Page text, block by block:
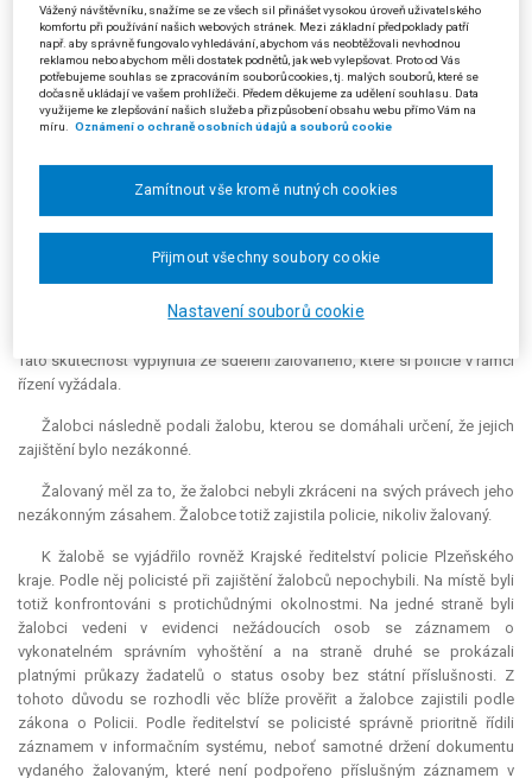
se cizinecké policii prokázali průkazy žadatele o určení statusu osob
bez státní příslušnosti. Policisté však zjistili, že žalobci jsou vedeni jako
nežádoucí osoby v evidenci nežádoucích osob mimo jiné z důvodu
pravomocného rozhodnutí o správním vyhoštění. Na základě této
informace policisté žalobce podle § 27 odst. 1 písm. c) zákona č.
273/2008 Sb., o Policii České republiky (dále jen „zákon o Policii“). Podle
propuštěni následujícího dne.
kraje následně zahájil se žalobci řízení o správním vyhoštění.
Rozhodnutími ze dne 8. 1. 2020 však řízení zastavil, jelikož žalobci byli
dle jeho názoru jako žadatelé o určení statusu osob bez státní
Tato skutečnost vyplynula ze sdělení žalovaného, které si policie v rámci
řízení vyžádala.
Žalobci následně podali žalobu, kterou se domáhali určení, že jejich
zajištění bylo nezákonné.
Žalovaný měl za to, že žalobci nebyli zkráceni na svých právech jeho
nezákonným zásahem. Žalobce totiž zajistila policie, nikoliv žalovaný.
K žalobě se vyjádřilo rovněž Krajské ředitelství policie Plzeňského
kraje. Podle něj policisté při zajištění žalobců nepochybili. Na místě byli
totiž konfrontováni s protichůdnými okolnostmi. Na jedné straně byli
žalobci vedeni v evidenci nežádoucích osob se záznamem o
vykonatelném správním vyhoštění a na straně druhé se prokázali
platnými průkazy žadatelů o statusosoby bez státní příslušnosti. Z
tohoto důvodu se rozhodli věc blíže prověřit a žalobce zajistili podle
zákona o Policii. Podle ředitelství se policisté správně prioritně řídili
záznamem v informačním systému, neboť samotné držení dokumentu
vydaného žalovaným, které není podpořeno příslušným záznamem v
Vážený návštěvníku, snažíme se ze všech sil přinášet vysokou úroveň uživatelského
komfortu při používání našich webových stránek. Mezi základní předpoklady patří
např. aby správně fungovalo vyhledávání, abychom vás neobtěžovali nevhodnou
reklamou nebo abychom měli dostatek podnětů, jak web vylepšovat. Proto od Vás
potřebujeme souhlas se zpracováním souborů cookies, tj. malých souborů, které se
dočasně ukládají ve vašem prohlížeči. Předem děkujeme za udělení souhlasu. Data
využijeme ke zlepšování našich služeb a přizpůsobení obsahu webu přímo Vám na
míru. Oznámení o ochraně osobních údajů a souborů cookie
Nastavení souborů cookie
Zamítnout vše kromě nutných cookies
Přijmout všechny soubory cookie